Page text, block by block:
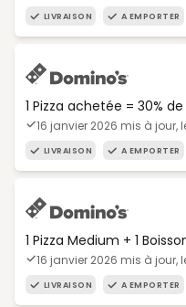
LIVRAISON A EMPORTER
1 Pizza achetée = 30%
16 janvier 2026 mis à
LIVRAISON A EMPORTER
1 Pizza Medium + 1
16 janvier 2026 mis à
LIVRAISON A EMPORTER